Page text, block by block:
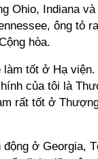
Ohio, Indiana
ông tỏ
hòa.
làm tốt ở Hạ
của tôi là
rất tốt ở
ở Georgia,